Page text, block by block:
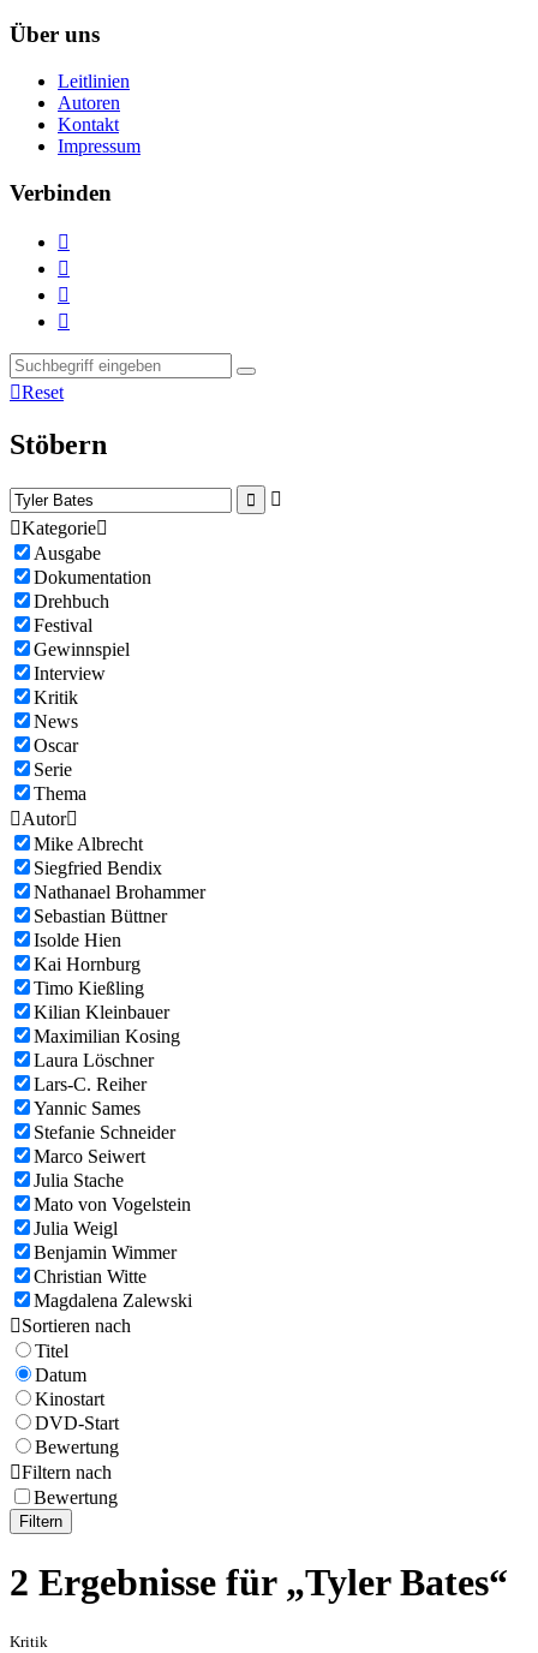
Über uns
Leitlinien
Autoren
Kontakt
Impressum
Verbinden




Reset
Stöbern


Kategorie
Ausgabe
Dokumentation
Drehbuch
Festival
Gewinnspiel
Interview
Kritik
News
Oscar
Serie
Thema
Autor
Mike Albrecht
Siegfried Bendix
Nathanael Brohammer
Sebastian Büttner
Isolde Hien
Kai Hornburg
Timo Kießling
Kilian Kleinbauer
Maximilian Kosing
Laura Löschner
Lars-C. Reiher
Yannic Sames
Stefanie Schneider
Marco Seiwert
Julia Stache
Mato von Vogelstein
Julia Weigl
Benjamin Wimmer
Christian Witte
Magdalena Zalewski
Sortieren nach
Titel
Datum
Kinostart
DVD-Start
Bewertung
Filtern nach
Bewertung
Filtern
2 Ergebnisse für „Tyler Bates“
Kritik